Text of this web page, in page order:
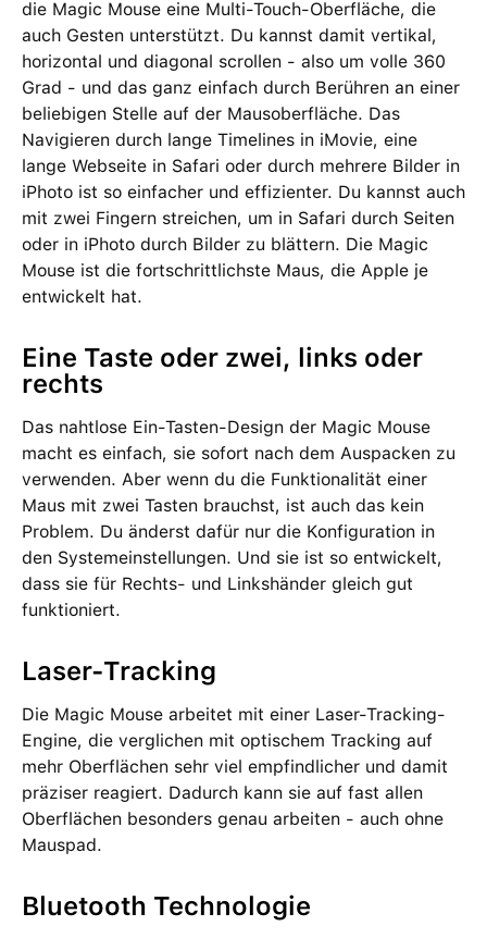
die Magic Mouse eine Multi-Touch-Oberfläche, die
auch Gesten unterstützt. Du kannst damit vertikal,
horizontal und diagonal scrollen - also um volle 360
Grad - und das ganz einfach durch Berühren an einer
beliebigen Stelle auf der Mausoberfläche. Das
Navigieren durch lange Timelines in iMovie, eine
lange Webseite in Safari oder durch mehrere Bilder in
iPhoto ist so einfacher und effizienter. Du kannst auch
mit zwei Fingern streichen, um in Safari durch Seiten
oder in iPhoto durch Bilder zu blättern. Die Magic
Mouse ist die fortschrittlichste Maus, die Apple je
entwickelt hat.
Eine Taste oder zwei, links oder
rechts
Das nahtlose Ein-Tasten-Design der Magic Mouse
macht es einfach, sie sofort nach dem Auspacken zu
verwenden. Aber wenn du die Funktionalität einer
Maus mit zwei Tasten brauchst, ist auch das kein
Problem. Du änderst dafür nur die Konfiguration in
den Systemeinstellungen. Und sie ist so entwickelt,
dass sie für Rechts- und Linkshänder gleich gut
funktioniert.
Laser-Tracking
Die Magic Mouse arbeitet mit einer Laser-Tracking-
Engine, die verglichen mit optischem Tracking auf
mehr Oberflächen sehr viel empfindlicher und damit
präziser reagiert. Dadurch kann sie auf fast allen
Oberflächen besonders genau arbeiten - auch ohne
Mauspad.
Bluetooth Technologie